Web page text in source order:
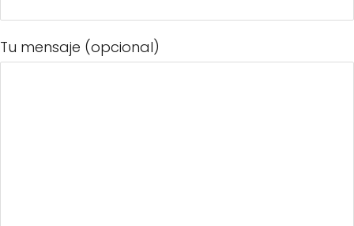
Tu mensaje (opcional)